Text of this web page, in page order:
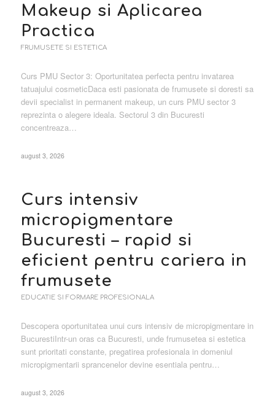
Makeup si Aplicarea
Practica
FRUMUSETE SI ESTETICA
Curs PMU Sector 3: Oportunitatea perfecta pentru invatarea
tatuajului cosmeticDaca esti pasionata de frumusete si doresti sa
devii specialist in permanent makeup, un curs PMU sector 3
reprezinta o alegere ideala. Sectorul 3 din Bucuresti
concentreaza…
august 3, 2026
Curs intensiv
micropigmentare
Bucuresti – rapid si
eficient pentru cariera in
frumusete
EDUCATIE SI FORMARE PROFESIONALA
Descopera oportunitatea unui curs intensiv de micropigmentare in
BucurestiIntr-un oras ca Bucuresti, unde frumusetea si estetica
sunt prioritati constante, pregatirea profesionala in domeniul
micropigmentarii sprancenelor devine esentiala pentru…
august 3, 2026